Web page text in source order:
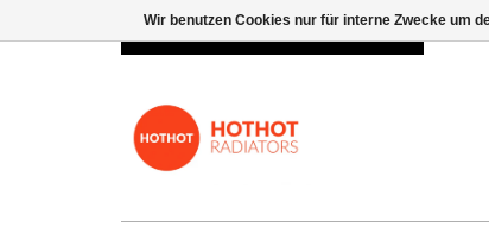
INFO@RADIATORS.SHOP
Wir benutzen Cookies nur für interne Zwecke um